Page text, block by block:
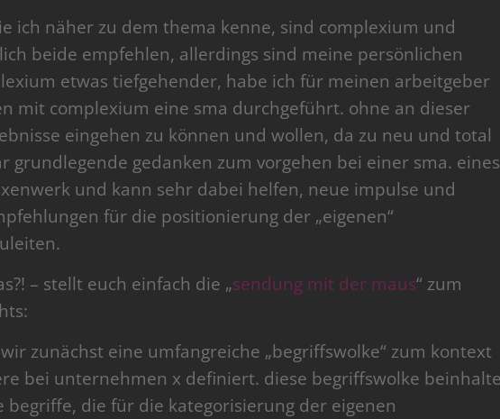
ich näher zu dem thema kenne, sind complexium und
beide empfehlen, allerdings sind meine persönlichen
etwas tiefgehender, habe ich für meinen arbeitgeber
mit complexium eine sma durchgeführt. ohne an dieser
eingehen zu können und wollen, da zu neu und total
grundlegende gedanken zum vorgehen bei einer sma. eines
und kann sehr dabei helfen, neue impulse und
für die positionierung der „eigenen“
– stellt euch einfach die „sendung mit der maus“ zum
zunächst eine umfangreiche „begriffswolke“ zum kontext
bei unternehmen x definiert. diese begriffswolke
begriffe, die für die kategorisierung der eigenen